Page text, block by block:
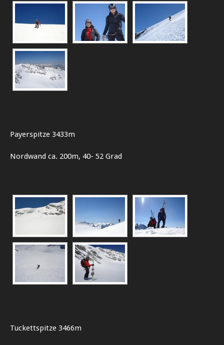
Payerspitze 3433m
Nordwand ca. 200m, 40- 52 Grad
Tuckettspitze 3466m